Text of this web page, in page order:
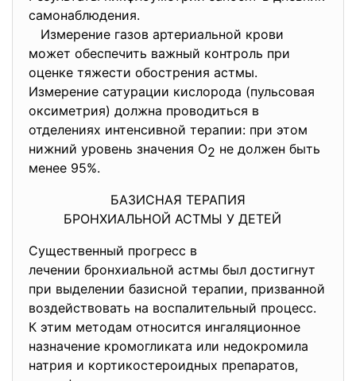
самонаблюдения.
Измерение газов артериальной крови
может обеспечить важный контроль при
оценке тяжести обострения астмы.
Измерение сатурации кислорода (пульсовая
оксиметрия) должна проводиться в
отделениях интенсивной терапии: при этом
нижний уровень значения О2 не должен быть
менее 95%.
БАЗИСНАЯ ТЕРАПИЯ
БРОНХИАЛЬНОЙ АСТМЫ У ДЕТЕЙ
Существенный прогресс в
лечении бронхиальной астмы был достигнут
при выделении базисной терапии, призванной
воздействовать на воспалительный процесс.
К этим методам относится ингаляционное
назначение кромогликата или недокромила
натрия и кортикостероидных препаратов,